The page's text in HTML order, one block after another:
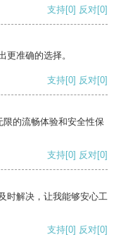
支持[0] 反对[0]
更准确的选择。
支持[0] 反对[0]
的流畅体验和安全性保
支持[0] 反对[0]
时解决，让我能够安心工
支持[0] 反对[0]